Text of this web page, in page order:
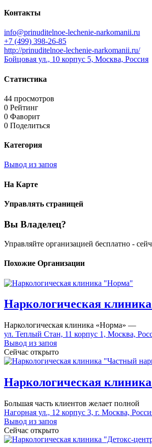
Контакты
info@prinuditelnoe-lechenie-narkomanii.ru
+7 (499) 398-26-85
http://prinuditelnoe-lechenie-narkomanii.ru/
Бойцовая ул., 10 корпус 5, Москва, Россия
Статистика
44 просмотров
0 Рейтинг
0 Фаворит
0 Поделиться
Категория
Вывод из запоя
На Карте
Управлять страницей
Вы Владелец?
Управляйте организацией бесплатно -
Похожие Организации
Наркологическая
Наркологическая клиника «Норма» —
ул. Теплый Стан, 11 корпус 1, Москва,
Вывод из запоя
Сейчас открыто
Наркологическая
Большая часть клиентов желает полной
Нагорная ул., 12 корпус 3, г. Москва,
Вывод из запоя
Сейчас открыто